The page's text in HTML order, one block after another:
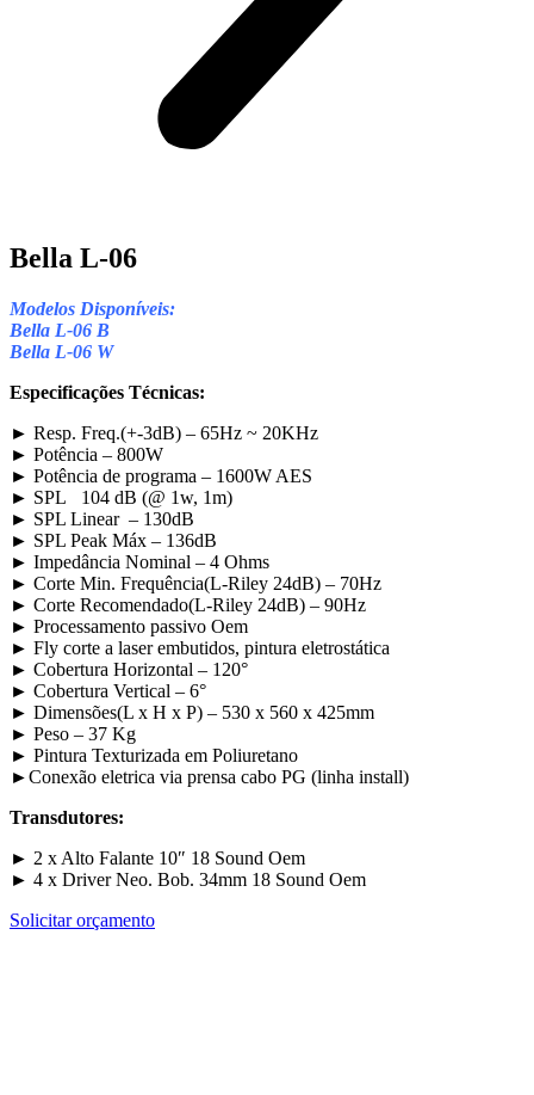
Bella L-06
Modelos Disponíveis:
Bella L-06 B
Bella L-06 W
Especificações Técnicas:
► Resp. Freq.(+-3dB) – 65Hz ~ 20KHz
► Potência – 800W
► Potência de programa – 1600W AES
► SPL 104 dB (@ 1w, 1m)
► SPL Linear – 130dB
► SPL Peak Máx – 136dB
► Impedância Nominal – 4 Ohms
► Corte Min. Frequência(L-Riley 24dB) – 70Hz
► Corte Recomendado(L-Riley 24dB) – 90Hz
► Processamento passivo Oem
► Fly corte a laser embutidos, pintura eletrostática
► Cobertura Horizontal – 120°
► Cobertura Vertical – 6°
► Dimensões(L x H x P) – 530 x 560 x 425mm
► Peso – 37 Kg
► Pintura Texturizada em Poliuretano
►Conexão eletrica via prensa cabo PG (linha install)
Transdutores:
► 2 x Alto Falante 10″ 18 Sound Oem
► 4 x Driver Neo. Bob. 34mm 18 Sound Oem
Solicitar orçamento